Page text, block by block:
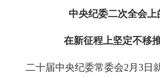
中央纪委二次全会
在新征程上坚定不移
二十届中央纪委常委会2月3日